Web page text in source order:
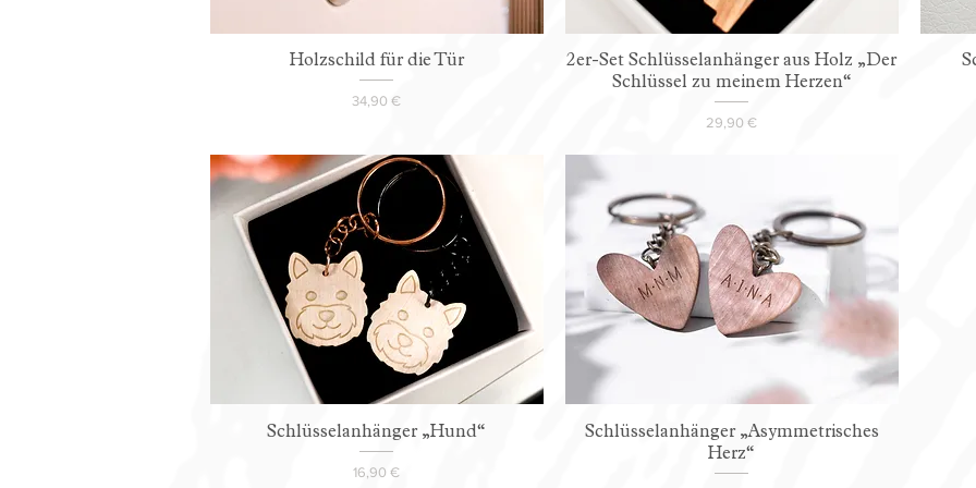
Holzschild für die Tür
Preis
34,90 €
2er-Set Schlüsselanhänger aus Holz „Der
Schlüssel zu meinem Herzen“
Preis
29,90 €
Schlüsselanhänger „Hund“
Preis
16,90 €
Schlüsselanhänger „Asymmetrisches
Herz“